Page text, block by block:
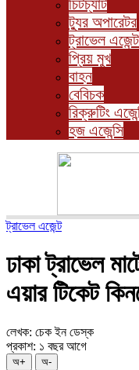
চিটচ্যাট
ট্যুর অপারেটর
ট্রাভেল এজেন্ট
প্রিয় মুখ
বাহন
বেবিচক
রিক্রুটিং
হজ এজেন্সি
ট্রাভেল এজেন্ট
ঢাকা ট্রাভেল
এয়ার টিকেট
লেখক: চেক ইন ডেস্ক
প্রকাশ: ১ বছর আগে
অ+ অ-